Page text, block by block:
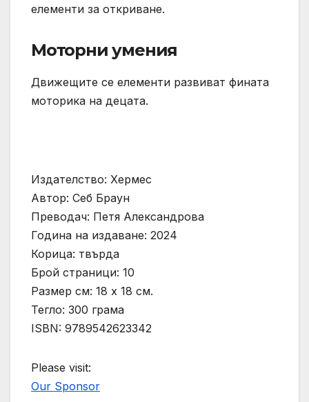
елементи за откриване.
Моторни умения
Движещите се елементи развиват фината
моторика на децата.
Издателство: Хермес
Автор: Себ Браун
Преводач: Петя Александрова
Година на издаване: 2024
Корица: твърда
Брой страници: 10
Размер см: 18 х 18 см.
Тегло: 300 грама
ISBN: 9789542623342
Please visit:
Our Sponsor